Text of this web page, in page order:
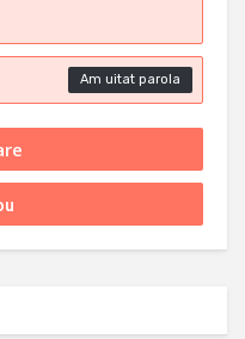
Am uitat parola